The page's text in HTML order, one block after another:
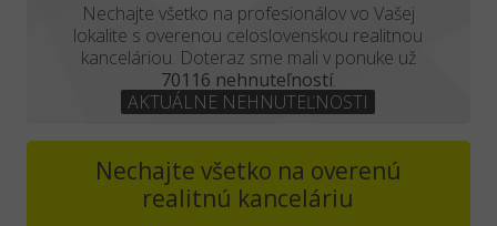
Nechajte všetko na profesionálov vo Vašej
lokalite s overenou celoslovenskou realitnou
kanceláriou. Doteraz sme mali v ponuke už
70116 nehnuteľností.
AKTUÁLNE NEHNUTEĽNOSTI
Nechajte všetko na overenú
realitnú kanceláriu